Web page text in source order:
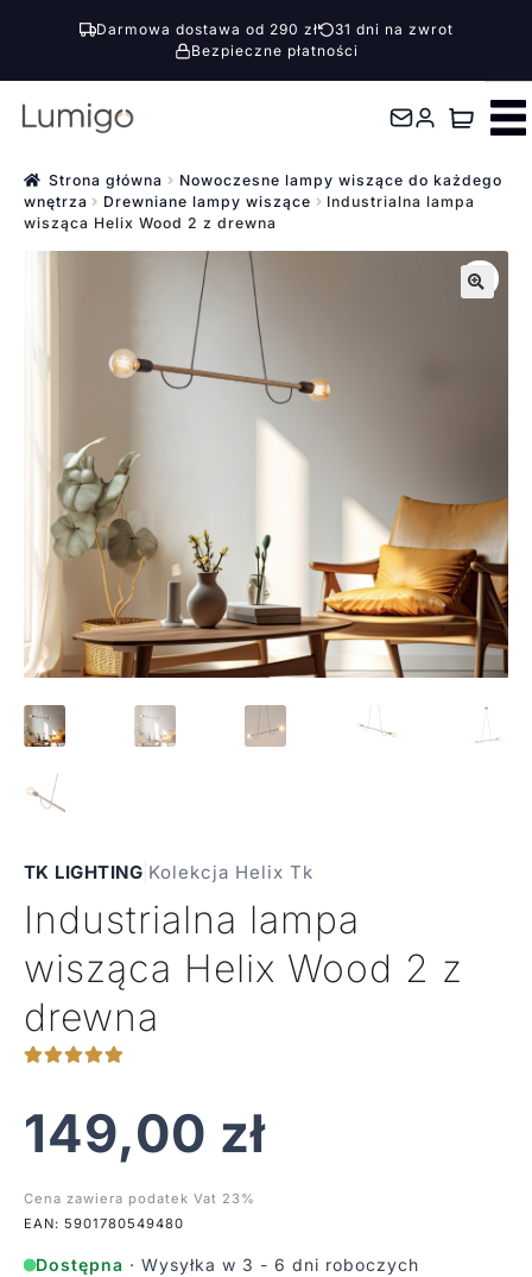
Darmowa dostawa od 290 zł
31 dni na zwrot
Bezpieczne płatności
Przejdź
nawigacji
Przejdź
treści Strona główna
Nowoczesne lampy wiszące do każdego
wnętrza
Drewniane lampy wiszące
Industrialna lampa
wisząca Helix Wood 2 z drewna
TK LIGHTING Kolekcja Helix Tk
Industrialna lampa
wisząca Helix Wood 2 z
drewna
149,00 zł
Cena zawiera podatek Vat 23%
EAN: 5901780549480
Dostępna · Wysyłka w 3 - 6 dni roboczych